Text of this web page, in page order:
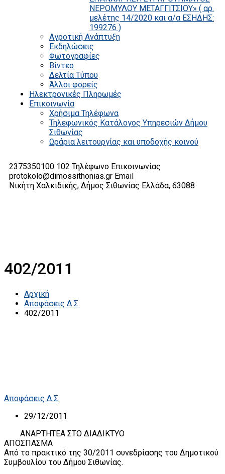
ΝΕΡΟΜΥΛΟΥ ΜΕΤΑΓΓΙΤΣΙΟΥ» ( αρ.
μελέτης 14/2020 και α/α ΕΣΗΔΗΣ:
199276 )
Αγροτική Ανάπτυξη
Εκδηλώσεις
Φωτογραφίες
Βίντεο
Δελτία Τύπου
Άλλοι φορείς
Ηλεκτρονικές Πληρωμές
Επικοινωνία
Χρήσιμα Τηλέφωνα
Τηλεφωνικός Κατάλογος Υπηρεσιών Δήμου
Σιθωνίας
Ωράρια λειτουργίας και υποδοχής κοινού
2375350100 102 Τηλέφωνο Επικοινωνίας
protokolo@dimossithonias.gr Email
Νικήτη Χαλκιδικής, Δήμος Σιθωνίας Ελλάδα, 63088
402/2011
Αρχική
Αποφάσεις Δ.Σ.
402/2011
Αποφάσεις Δ.Σ.
29/12/2011
ΑΝΑΡΤΗΤΕΑ ΣΤΟ ΔΙΑΔΙΚΤΥΟ
ΑΠΟΣΠΑΣΜΑ
Από το πρακτικό της 30/2011 συνεδρίασης του Δημοτικού
Συμβουλίου του Δήμου Σιθωνίας.